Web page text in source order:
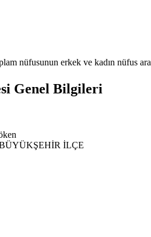
nüfusunun erkek ve kadın nüfus
Genel Bilgileri
İLÇE